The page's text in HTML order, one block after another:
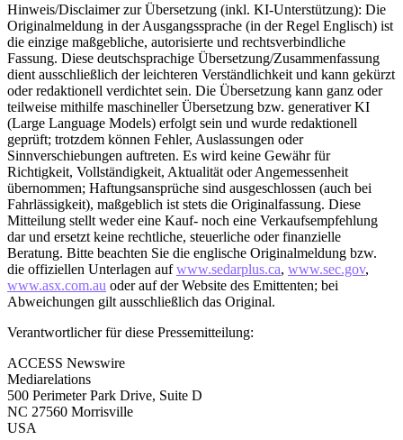
Hinweis/Disclaimer zur Übersetzung (inkl. KI-Unterstützung): Die
Originalmeldung in der Ausgangssprache (in der Regel Englisch) ist
die einzige maßgebliche, autorisierte und rechtsverbindliche
Fassung. Diese deutschsprachige Übersetzung/Zusammenfassung
dient ausschließlich der leichteren Verständlichkeit und kann gekürzt
oder redaktionell verdichtet sein. Die Übersetzung kann ganz oder
teilweise mithilfe maschineller Übersetzung bzw. generativer KI
(Large Language Models) erfolgt sein und wurde redaktionell
geprüft; trotzdem können Fehler, Auslassungen oder
Sinnverschiebungen auftreten. Es wird keine Gewähr für
Richtigkeit, Vollständigkeit, Aktualität oder Angemessenheit
übernommen; Haftungsansprüche sind ausgeschlossen (auch bei
Fahrlässigkeit), maßgeblich ist stets die Originalfassung. Diese
Mitteilung stellt weder eine Kauf- noch eine Verkaufsempfehlung
dar und ersetzt keine rechtliche, steuerliche oder finanzielle
Beratung. Bitte beachten Sie die englische Originalmeldung bzw.
die offiziellen Unterlagen aufwww.sedarplus.ca, www.sec.gov,
www.asx.com.au oder auf der Website des Emittenten; bei
Abweichungen gilt ausschließlich das Original.
Verantwortlicher für diese Pressemitteilung:
ACCESS Newswire
Mediarelations
500 Perimeter Park Drive, Suite D
NC 27560 Morrisville
USA